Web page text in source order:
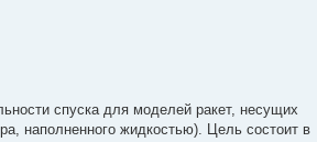
спуска для моделей ракет, несущих
наполненного жидкостью). Цель состоит в